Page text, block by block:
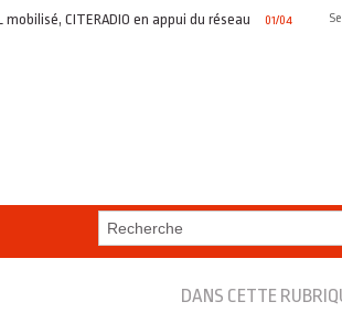
CITERADIO en appui du réseau 01/04/2026 Portrait
DANS CETTE